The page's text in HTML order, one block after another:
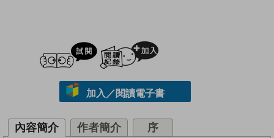
試閲
加入／閱讀電子書
內容簡介 作者簡介 序